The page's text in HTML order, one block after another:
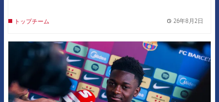
トップチーム 26年8月2日
FCB Barcelona badge